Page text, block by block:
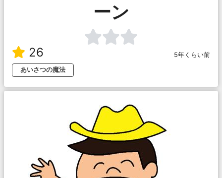
ーン
26
5年くらい前
あいさつの魔法